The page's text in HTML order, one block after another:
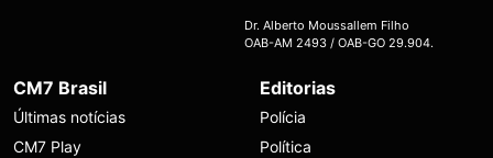
Dr. Alberto Moussallem Filho
OAB-AM 2493 / OAB-GO 29.904.
CM7 Brasil
Últimas notícias
CM7 Play
Editorias
Polícia
Política